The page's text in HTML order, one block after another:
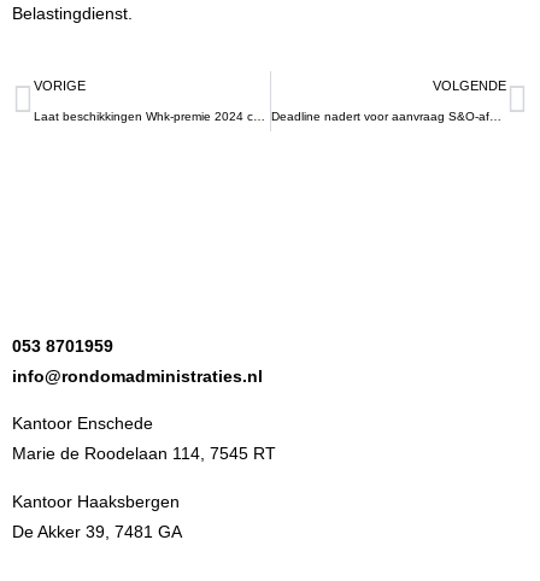
Belastingdienst.
VORIGE VOLGENDE
Deadline nadert voor aanvraag S&O-afdrachtvermindering per 1 januari 2025
053 8701959
info@rondomadministraties.nl
Kantoor Enschede
Marie de Roodelaan 114, 7545 RT
Kantoor Haaksbergen
De Akker 39, 7481 GA